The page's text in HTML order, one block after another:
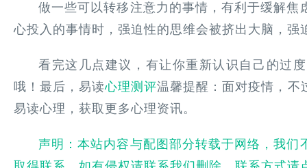
做一些可以转移注意力的事情，有利于缓解
心投入的事情时，强迫性的思维会被挤出大脑，强
看完这几点建议，有让你重新认识自己的过
哦！最后，易读心理测评温馨提醒：面对疫情，不
易读心理，获取更多心理资讯。
声明：本站内容与配图部分转载于网络，我